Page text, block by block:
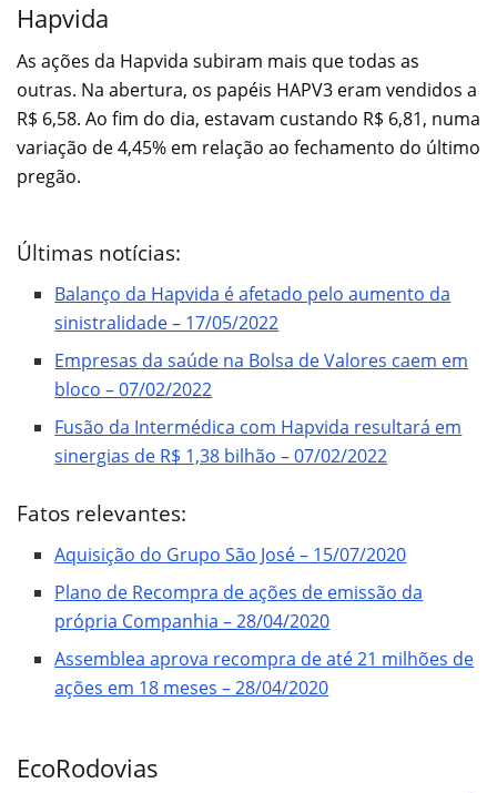
Hapvida
As ações da Hapvida subiram mais que todas as
outras. Na abertura, os papéis HAPV3 eram vendidos a
R$ 6,58. Ao fim do dia, estavam custando R$ 6,81, numa
variação de 4,45% em relação ao fechamento do último
pregão.
Últimas notícias:
Balanço da Hapvida é afetado pelo aumento da
sinistralidade – 17/05/2022
Empresas da saúde na Bolsa de Valores caem em
bloco – 07/02/2022
Fusão da Intermédica com Hapvida resultará em
sinergias de R$ 1,38 bilhão – 07/02/2022
Fatos relevantes:
Aquisição do Grupo São José – 15/07/2020
Plano de Recompra de ações de emissão da
própria Companhia – 28/04/2020
Assemblea aprova recompra de até 21 milhões de
ações em 18 meses – 28/04/2020
EcoRodovias